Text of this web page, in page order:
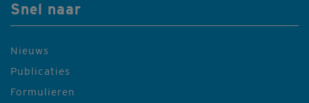
Snel naar
Nieuws
Publicaties
Formulieren